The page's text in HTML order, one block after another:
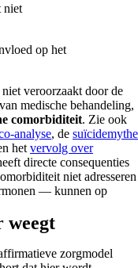
niet
op het
veroorzaakt door de
medische behandeling,
comorbiditeit. Zie ook
analyse, de suïcidemythe
het vervolg over
directe consequenties
niet adresseren
— kunnen op
weegt
zorgmodel